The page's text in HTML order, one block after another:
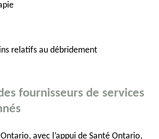
relatifs au débridement
fournisseurs de services
avec l’appui de Santé Ontario,